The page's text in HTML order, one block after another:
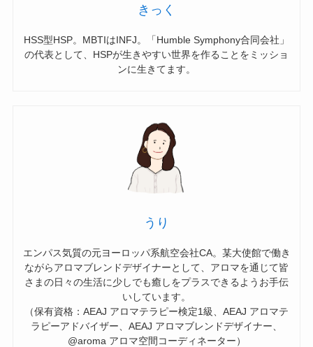
きっく
HSS型HSP。MBTIはINFJ。「Humble Symphony合同会社」
の代表として、HSPが生きやすい世界を作ることをミッショ
ンに生きてます。
うり
エンパス気質の元ヨーロッパ系航空会社CA。某大使館で働き
ながらアロマブレンドデザイナーとして、アロマを通じて皆
さまの日々の生活に少しでも癒しをプラスできるようお手伝
いしています。
（保有資格：AEAJ アロマテラピー検定1級、AEAJ アロマテ
ラピーアドバイザー、AEAJ アロマブレンドデザイナー、
@aroma アロマ空間コーディネーター）